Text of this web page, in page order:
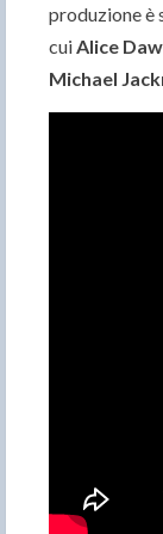
produzione è
cuiAlice
Michael